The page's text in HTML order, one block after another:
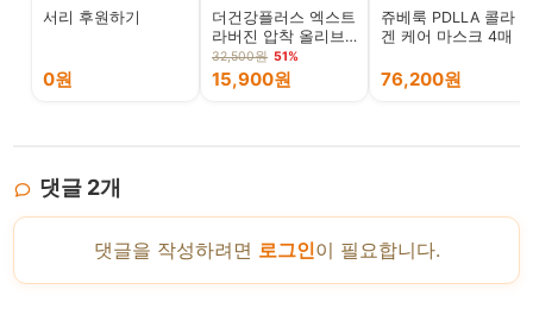
서리 후원하기
0원
더건강플러스 엑스트
라버진 압착 올리브
오일, 1L, 1통
32,500원 51%
15,900원
쥬베룩 PDLLA 콜라
겐 케어 마스크 4매
76,200원
댓글 2개
댓글을 작성하려면 로그인이 필요합니다.